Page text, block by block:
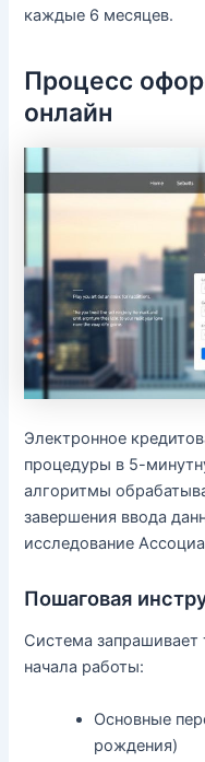
каждые 6 месяцев.
Процесс
онлайн
Электронное
процедуры в 5-
алгоритмы
завершения ввода
исследование
Пошаговая
Система
начала работы:
Основные
рождения)